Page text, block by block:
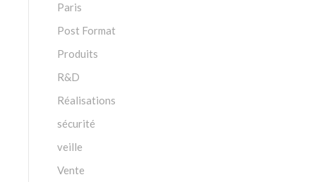
Paris
Post Format
Produits
R&D
Réalisations
sécurité
veille
Vente